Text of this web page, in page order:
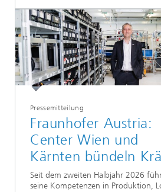
Pressemitteilung
Fraunhofer Austria:
Center Wien und
Kärnten bündeln
Seit dem zweiten Halbjahr 2026
seine Kompetenzen in Produktion,